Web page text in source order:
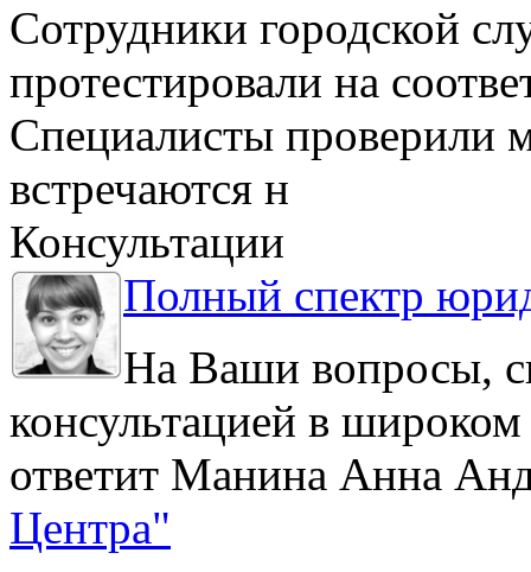
Сотрудники городской
протестировали на
Специалисты проверили
встречаются н
Консультации
Полный спектр
На Ваши вопросы,
консультацией в
ответит Манина Анна
Центра"